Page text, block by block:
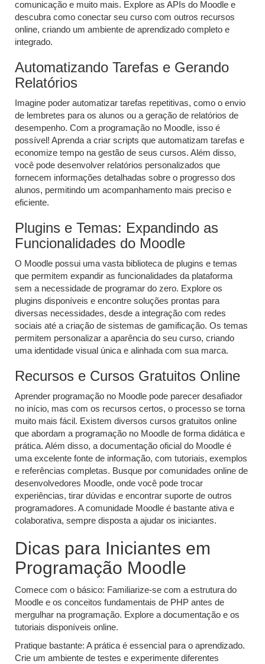
comunicação e muito mais. Explore as APIs do Moodle e
descubra como conectar seu curso com outros recursos
online, criando um ambiente de aprendizado completo e
integrado.
Automatizando Tarefas e Gerando
Relatórios
Imagine poder automatizar tarefas repetitivas, como o envio
de lembretes para os alunos ou a geração de relatórios de
desempenho. Com a programação no Moodle, isso é
possível! Aprenda a criar scripts que automatizam tarefas e
economize tempo na gestão de seus cursos. Além disso,
você pode desenvolver relatórios personalizados que
fornecem informações detalhadas sobre o progresso dos
alunos, permitindo um acompanhamento mais preciso e
eficiente.
Plugins e Temas: Expandindo as
Funcionalidades do Moodle
O Moodle possui uma vasta biblioteca de plugins e temas
que permitem expandir as funcionalidades da plataforma
sem a necessidade de programar do zero. Explore os
plugins disponíveis e encontre soluções prontas para
diversas necessidades, desde a integração com redes
sociais até a criação de sistemas de gamificação. Os temas
permitem personalizar a aparência do seu curso, criando
uma identidade visual única e alinhada com sua marca.
Recursos e Cursos Gratuitos Online
Aprender programação no Moodle pode parecer desafiador
no início, mas com os recursos certos, o processo se torna
muito mais fácil. Existem diversos cursos gratuitos online
que abordam a programação no Moodle de forma didática e
prática. Além disso, a documentação oficial do Moodle é
uma excelente fonte de informação, com tutoriais, exemplos
e referências completas. Busque por comunidades online de
desenvolvedores Moodle, onde você pode trocar
experiências, tirar dúvidas e encontrar suporte de outros
programadores. A comunidade Moodle é bastante ativa e
colaborativa, sempre disposta a ajudar os iniciantes.
Dicas para Iniciantes em
Programação Moodle
Comece com o básico: Familiarize-se com a estrutura do
Moodle e os conceitos fundamentais de PHP antes de
mergulhar na programação. Explore a documentação e os
tutoriais disponíveis online.
Pratique bastante: A prática é essencial para o aprendizado.
Crie um ambiente de testes e experimente diferentes